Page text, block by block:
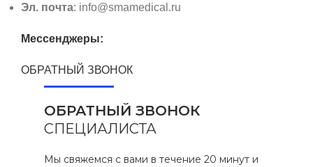
Эл. почта: info@smamedical.ru
Мессенджеры:
ОБРАТНЫЙ ЗВОНОК
ОБРАТНЫЙ ЗВОНОК
СПЕЦИАЛИСТА
Мы свяжемся с вами в течение 20 минут и